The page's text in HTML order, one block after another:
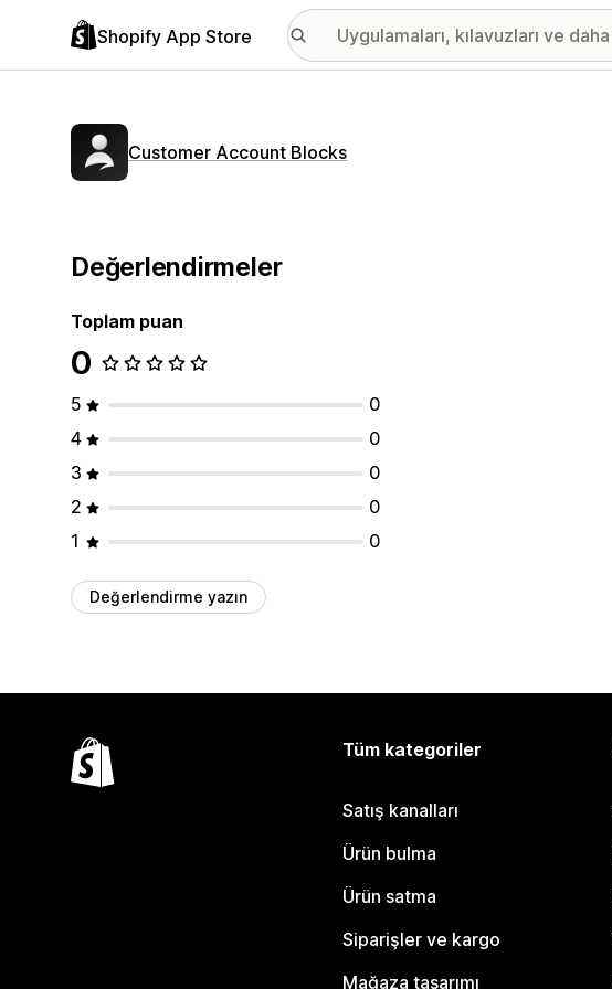
Shopify App Store
Customer Account Blocks
Değerlendirmeler
Toplam puan
0
5
0
4
0
3
0
2
0
1
0
Değerlendirme yazın
Tüm kategoriler
Satış kanalları
Ürün bulma
Ürün satma
Siparişler ve kargo
Mağaza tasarımı